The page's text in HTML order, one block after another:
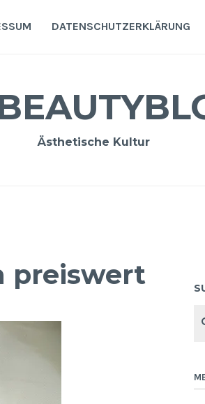
DATENSCHUTZERKLÄRUNG
Ästhetische Kultur
preiswert